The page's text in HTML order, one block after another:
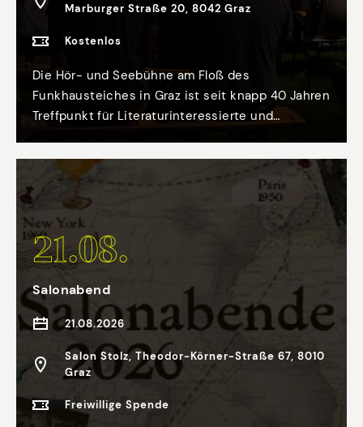
Marburger Straße 20, 8042 Graz
Kostenlos
Die Hör- und Seebühne am Floß des
Funkhausteiches in Graz ist seit knapp 40 Jahren
Treffpunkt für Literaturinteressierte und
hochkarätige Autor:innen aus ihren Werken,
begleitet von exzellenten Musiker:innen.
21.08.
Salonabend
21.08.2026
Salon Stolz, Theodor-Körner-Straße 67, 8010
Graz
Freiwillige Spende